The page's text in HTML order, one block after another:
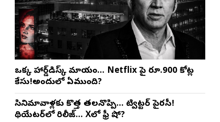
ఒక్క హార్డ్‌డిస్క్ మాయం… Netflix పై రూ.900 కోట్ల
కేసు!అందులో ఏముంది?
సినిమావాళ్లకు కొత్త తలనొప్పి… ట్విట్టర్ పైరసీ!
థియేటర్‌లో రిలీజ్… Xలో ఫ్రీ షో?